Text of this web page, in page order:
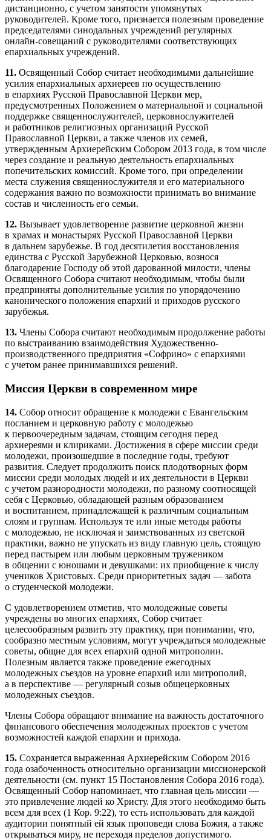
дистанционно, с учетом занятости упомянутых
руководителей. Кроме того, признается полезным проведение
председателями синодальных учреждений регулярных
онлайн-совещаний с руководителями соответствующих
епархиальных учреждений.
11. Освященный Собор считает необходимыми дальнейшие
усилия епархиальных архиереев по осуществлению
в епархиях Русской Православной Церкви мер,
предусмотренных Положением о материальной и социальной
поддержке священнослужителей, церковнослужителей
и работников религиозных организаций Русской
Православной Церкви, а также членов их семей,
утвержденным Архиерейским Собором 2013 года, в том числе
через создание и реальную деятельность епархиальных
попечительских комиссий. Кроме того, при определении
места служения священнослужителя и его материального
содержания важно по возможности принимать во внимание
состав и численность его семьи.
12. Вызывает удовлетворение развитие церковной жизни
в храмах и монастырях Русской Православной Церкви
в дальнем зарубежье. В год десятилетия восстановления
единства с Русской Зарубежной Церковью, вознося
благодарение Господу об этой дарованной милости, члены
Освященного Собора считают необходимым, чтобы были
предприняты дополнительные усилия по упорядочению
канонического положения епархий и приходов русского
зарубежья.
13. Члены Собора считают необходимым продолжение работы
по выстраиванию взаимодействия Художественно-
производственного предприятия «Софрино» с епархиями
с учетом ранее принимавшихся решений.
Миссия Церкви в современном мире
14. Собор относит обращение к молодежи с Евангельским
посланием и церковную работу с молодежью
к первоочередным задачам, стоящим сегодня перед
архиереями и клириками. Достижения в сфере миссии среди
молодежи, произошедшие в последние годы, требуют
развития. Следует продолжить поиск плодотворных форм
миссии среди молодых людей и их деятельности в Церкви
с учетом разнородности молодежи, по разному соотносящей
себя с Церковью, обладающей разным образованием
и воспитанием, принадлежащей к различным социальным
слоям и группам. Используя те или иные методы работы
с молодежью, не исключая и заимствованных из светской
практики, важно не упускать из виду главную цель, стоящую
перед пастырем или любым церковным тружеником
в общении с юношами и девушками: их приобщение к числу
учеников Христовых. Среди приоритетных задач — забота
о студенческой молодежи.
С удовлетворением отметив, что молодежные советы
учреждены во многих епархиях, Собор считает
целесообразным развить эту практику, при понимании, что,
сообразно местным условиям, могут учреждаться молодежные
советы, общие для всех епархий одной митрополии.
Полезным является также проведение ежегодных
молодежных съездов на уровне епархий или митрополий,
а в перспективе — регулярный созыв общецерковных
молодежных съездов.
Члены Собора обращают внимание на важность достаточного
финансового обеспечения молодежных проектов с учетом
возможностей каждой епархии и прихода.
15. Сохраняется выраженная Архиерейским Собором 2016
года озабоченность относительно организации миссионерской
деятельности (см. пункт 15 Постановления Собора 2016 года).
Освященный Собор напоминает, что главная цель миссии —
это привлечение людей ко Христу. Для этого необходимо быть
всем для всех (1 Кор. 9:22), то есть использовать для каждой
аудитории понятный ей язык проповеди слова Божия, а также
открываться миру, не переходя пределов допустимого.